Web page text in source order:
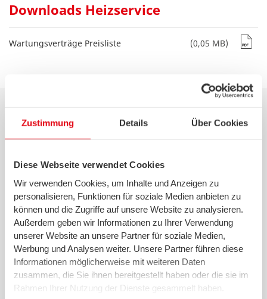
Zustimmung Details Über Cookies
Diese Webseite verwendet Cookies
Wir verwenden Cookies, um Inhalte und Anzeigen zu
personalisieren, Funktionen für soziale Medien anbieten zu
können und die Zugriffe auf unsere Website zu analysieren.
Außerdem geben wir Informationen zu Ihrer Verwendung
unserer Website an unsere Partner für soziale Medien,
Werbung und Analysen weiter. Unsere Partner führen diese
Informationen möglicherweise mit weiteren Daten
zusammen, die Sie ihnen bereitgestellt haben oder die sie im
Rahmen Ihrer Nutzung der Dienste gesammelt haben.
Downloads Heizservice
Wartungsverträge Preisliste (0,05 MB)
Sprechen Sie uns an
Haben Sie Fragen zu Reparatur-, Wartungs- und
Serviceleistungen? Füllen Sie einfach das
untenstehende Formular aus und wir setzen uns
schnellstmöglich mit Ihnen in Verbindung – oder rufen
sie uns an.
T0421 359-7359
24-Stunden-Rufbereitschaft und allgemeine Anliegen